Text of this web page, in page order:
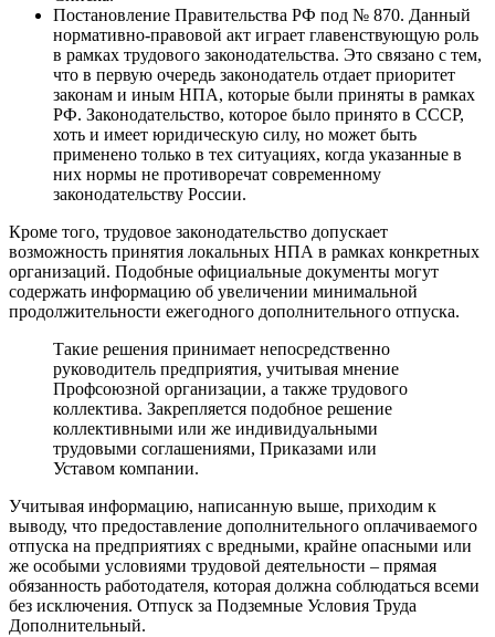
Постановление Правительства РФ под № 870. Данный
нормативно-правовой акт играет главенствующую роль
в рамках трудового законодательства. Это связано с тем,
что в первую очередь законодатель отдает приоритет
законам и иным НПА, которые были приняты в рамках
РФ. Законодательство, которое было принято в СССР,
хоть и имеет юридическую силу, но может быть
применено только в тех ситуациях, когда указанные в
них нормы не противоречат современному
законодательству России.
Кроме того, трудовое законодательство допускает
возможность принятия локальных НПА в рамках конкретных
организаций. Подобные официальные документы могут
содержать информацию об увеличении минимальной
продолжительности ежегодного дополнительного отпуска.
Такие решения принимает непосредственно
руководитель предприятия, учитывая мнение
Профсоюзной организации, а также трудового
коллектива. Закрепляется подобное решение
коллективными или же индивидуальными
трудовыми соглашениями, Приказами или
Уставом компании.
Учитывая информацию, написанную выше, приходим к
выводу, что предоставление дополнительного оплачиваемого
отпуска на предприятиях с вредными, крайне опасными или
же особыми условиями трудовой деятельности – прямая
обязанность работодателя, которая должна соблюдаться всеми
без исключения. Отпуск за Подземные Условия Труда
Дополнительный.